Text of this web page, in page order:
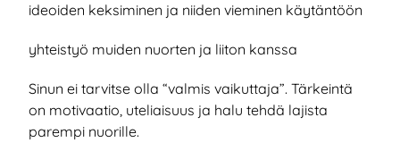
ideoiden keksiminen ja niiden vieminen käytäntöön
yhteistyö muiden nuorten ja liiton kanssa
Sinun ei tarvitse olla “valmis vaikuttaja”. Tärkeintä
on motivaatio, uteliaisuus ja halu tehdä lajista
parempi nuorille.